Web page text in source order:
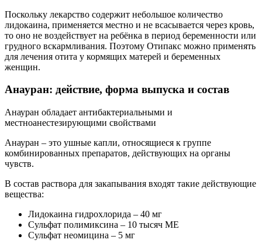
Поскольку лекарство содержит небольшое количество
лидокаина, применяется местно и не всасывается через кровь,
то оно не воздействует на ребёнка в период беременности или
грудного вскармливания. Поэтому Отипакс можно применять
для лечения отита у кормящих матерей и беременных
женщин.
Анауран: действие, форма выпуска и состав
Анауран обладает антибактериальными и
местноанестезирующими свойствами
Анауран – это ушные капли, относящиеся к группе
комбинированных препаратов, действующих на органы
чувств.
В состав раствора для закапывания входят такие действующие
вещества:
Лидокаина гидрохлорида – 40 мг
Сульфат полимиксина – 10 тысяч МЕ
Сульфат неомицина – 5 мг